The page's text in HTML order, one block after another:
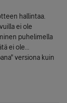
hallintaa.
ei ole
puhelimella
ei ole...
versiona kuin